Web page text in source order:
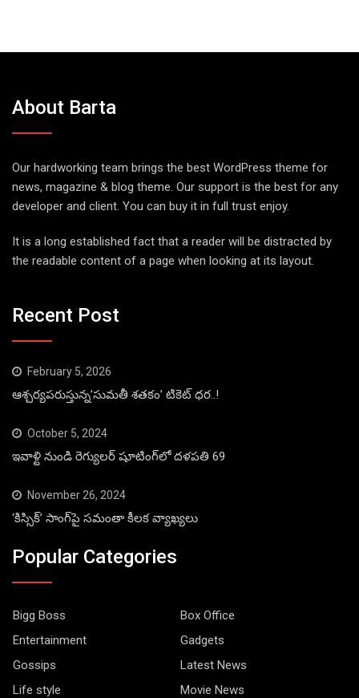
About Barta
Our hardworking team brings the best WordPress theme for
news, magazine & blog theme. Our support is the best for any
developer and client. You can buy it in full trust enjoy.
It is a long established fact that a reader will be distracted by
the readable content of a page when looking at its layout.
Recent Post
February 5, 2026
ఆశ్చర్యపరుస్తున్న’సుమతీ శతకం’ టికెట్ ధర..!
October 5, 2024
ఇవాళ్టి నుండి రెగ్యులర్ షూటింగ్‌లో దళపతి 69
November 26, 2024
‘కిస్సిక్’ సాంగ్‌పై సమంతా కీలక వ్యాఖ్యలు
Popular Categories
Bigg Boss
Box Office
Entertainment
Gadgets
Gossips
Latest News
Life style
Movie News